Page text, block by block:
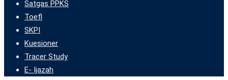
Satgas PPKS
Toefl
SKPI
Kuesioner
Tracer Study
E- Ijazah